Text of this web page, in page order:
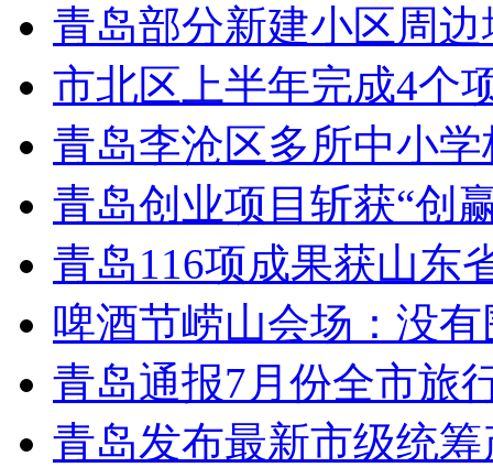
青岛部分新建小区周
市北区上半年完成4个
青岛李沧区多所中小
青岛创业项目斩获“创
青岛116项成果获山东
啤酒节崂山会场：没有
青岛通报7月份全市旅
青岛发布最新市级统